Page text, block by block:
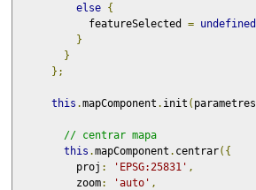
else {
            featureSelected
= undefined
}
}
};
this .mapComponent . init ( parametres
// centrar mapa
this .mapComponent . centrar({
          proj
: 'EPSG:25831' ,
          zoom
: 'auto' ,